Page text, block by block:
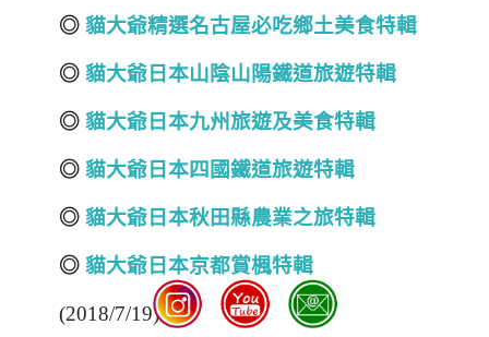
◎ 貓大爺精選名古屋必吃鄉土美食特輯
◎ 貓大爺日本山陰山陽鐵道旅遊特輯
◎ 貓大爺日本九州旅遊及美食特輯
◎ 貓大爺日本四國鐵道旅遊特輯
◎ 貓大爺日本秋田縣農業之旅特輯
◎ 貓大爺日本京都賞楓特輯
(2018/7/19)